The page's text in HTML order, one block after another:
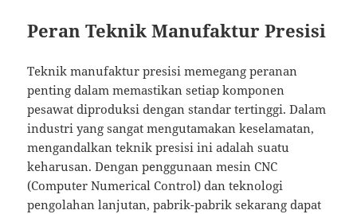
Peran Teknik Manufaktur Presisi
Teknik manufaktur presisi memegang peranan
penting dalam memastikan setiap komponen
pesawat diproduksi dengan standar tertinggi. Dalam
industri yang sangat mengutamakan keselamatan,
mengandalkan teknik presisi ini adalah suatu
keharusan. Dengan penggunaan mesin CNC
(Computer Numerical Control) dan teknologi
pengolahan lanjutan, pabrik-pabrik sekarang dapat